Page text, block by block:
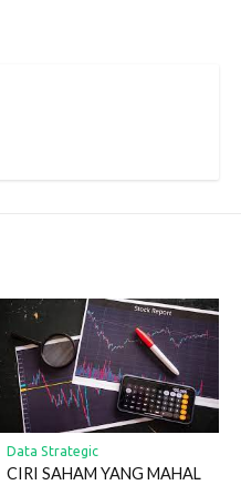
Data Strategic
CIRI SAHAM YANG MAHAL